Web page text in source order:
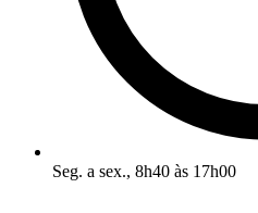
Seg. a sex., 8h40 às 17h00